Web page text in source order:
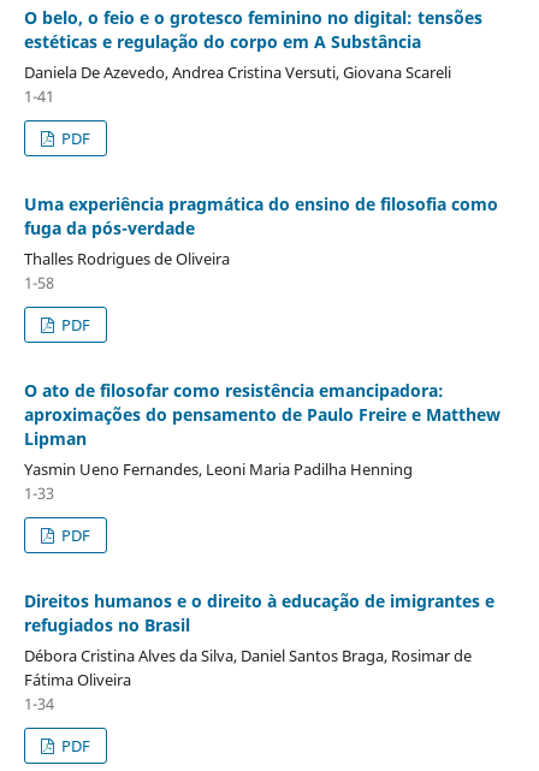
O belo, o feio e o grotesco feminino no digital: tensões
estéticas e regulação do corpo em A Substância
Daniela De Azevedo, Andrea Cristina Versuti, Giovana Scareli
1-41
PDF
Uma experiência pragmática do ensino de filosofia como
fuga da pós-verdade
Thalles Rodrigues de Oliveira
1-58
PDF
O ato de filosofar como resistência emancipadora:
aproximações do pensamento de Paulo Freire e Matthew
Lipman
Yasmin Ueno Fernandes, Leoni Maria Padilha Henning
1-33
PDF
Direitos humanos e o direito à educação de imigrantes e
refugiados no Brasil
Débora Cristina Alves da Silva, Daniel Santos Braga, Rosimar de
Fátima Oliveira
1-34
PDF